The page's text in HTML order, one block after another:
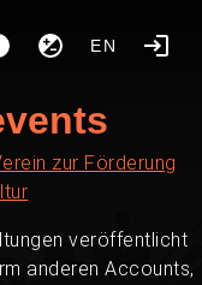
EN
zur Förderung
veröffentlicht
anderen Accounts,